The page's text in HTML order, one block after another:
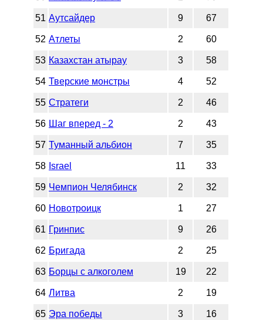
51 Аутсайдер 9 67
52 Атлеты 2 60
53 Казахстан атырау 3 58
54 Тверские монстры 4 52
55 Стратеги 2 46
56 Шаг вперед - 2 2 43
57 Туманный альбион 7 35
58 Israel 11 33
59 Чемпион Челябинск 2 32
60 Новотроицк 1 27
61 Гринпис 9 26
62 Бригада 2 25
63 Борцы с алкоголем 19 22
64 Литва 2 19
65 Эра победы 3 16